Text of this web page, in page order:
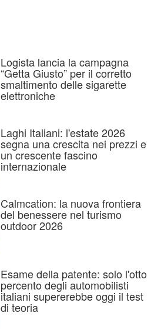
Logista lancia la campagna
“Getta Giusto” per il corretto
smaltimento delle sigarette
elettroniche
Laghi Italiani: l'estate 2026
segna una crescita nei prezzi e
un crescente fascino
internazionale
Calmcation: la nuova frontiera
del benessere nel turismo
outdoor 2026
Esame della patente: solo l'otto
percento degli automobilisti
italiani supererebbe oggi il test
di teoria